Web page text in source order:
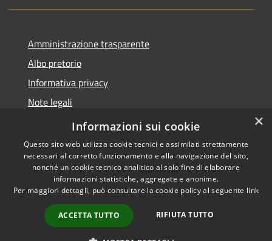
Amministrazione trasparente
Albo pretorio
Informativa privacy
Note legali
Dichiarazione di accessibilità
Accessibilità
Copyright © 2026 • Comune di
Castel d'Ario • Powered by
Municipium•
×
Informazioni sui cookie
Questo sito web utilizza cookie tecnici e assimilati strettamente
necessari al corretto funzionamento e alla navigazione del sito,
nonché un cookie tecnico analitico al solo fine di elaborare
informazioni statistiche, aggregate e anonime.
Per maggiori dettagli, può consultare la cookie policy al seguente link
ACCETTA TUTTO RIFIUTA TUTTO